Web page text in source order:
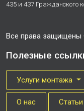
435 и 437 Гражданского
Все права защищены
Полезные
Услуги монтажа
О нас Cтатьи